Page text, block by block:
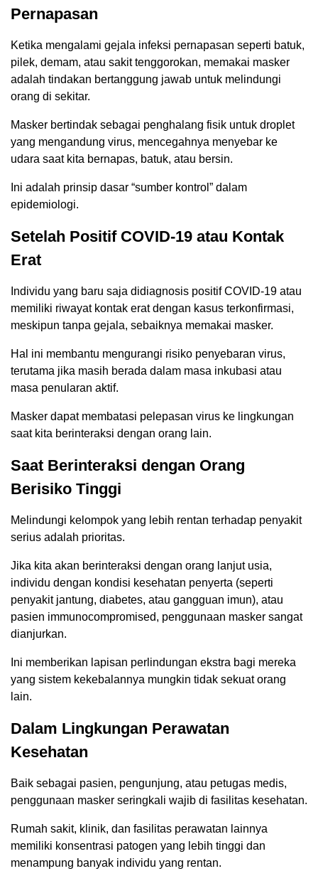
Pernapasan
Ketika mengalami gejala infeksi pernapasan seperti batuk,
pilek, demam, atau sakit tenggorokan, memakai masker
adalah tindakan bertanggung jawab untuk melindungi
orang di sekitar.
Masker bertindak sebagai penghalang fisik untuk droplet
yang mengandung virus, mencegahnya menyebar ke
udara saat kita bernapas, batuk, atau bersin.
Ini adalah prinsip dasar “sumber kontrol” dalam
epidemiologi.
Setelah Positif COVID-19 atau Kontak
Erat
Individu yang baru saja didiagnosis positif COVID-19 atau
memiliki riwayat kontak erat dengan kasus terkonfirmasi,
meskipun tanpa gejala, sebaiknya memakai masker.
Hal ini membantu mengurangi risiko penyebaran virus,
terutama jika masih berada dalam masa inkubasi atau
masa penularan aktif.
Masker dapat membatasi pelepasan virus ke lingkungan
saat kita berinteraksi dengan orang lain.
Saat Berinteraksi dengan Orang
Berisiko Tinggi
Melindungi kelompok yang lebih rentan terhadap penyakit
serius adalah prioritas.
Jika kita akan berinteraksi dengan orang lanjut usia,
individu dengan kondisi kesehatan penyerta (seperti
penyakit jantung, diabetes, atau gangguan imun), atau
pasien immunocompromised, penggunaan masker sangat
dianjurkan.
Ini memberikan lapisan perlindungan ekstra bagi mereka
yang sistem kekebalannya mungkin tidak sekuat orang
lain.
Dalam Lingkungan Perawatan
Kesehatan
Baik sebagai pasien, pengunjung, atau petugas medis,
penggunaan masker seringkali wajib di fasilitas kesehatan.
Rumah sakit, klinik, dan fasilitas perawatan lainnya
memiliki konsentrasi patogen yang lebih tinggi dan
menampung banyak individu yang rentan.